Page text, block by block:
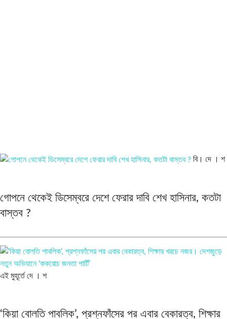
বি। দে । শ
গোপনে থেকেই ডিসেম্বরে দেশে ফেরার দাবি শেখ হাসিনার, কতটা
বাস্তব ?
এই মুহূর্তে দে । শ
‘কিয়া বোলতি পাবলিক’, প্রশ্নফাঁসের পর এবার বেকারত্ব, শিক্ষার